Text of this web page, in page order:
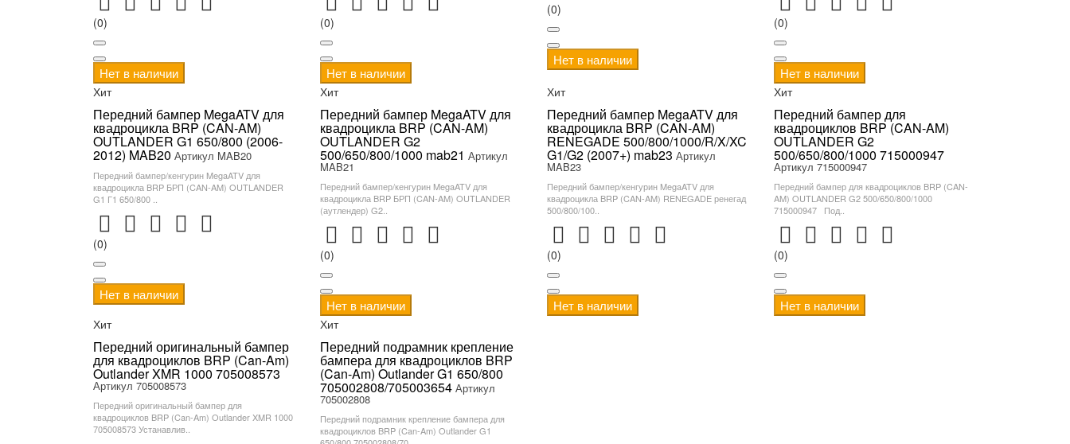
(0)
Нет в наличии
(0)
Нет в наличии
(0)
Нет в наличии
(0)
Нет в наличии
Хит
Передний бампер MegaATV для
квадроцикла BRP (CAN-AM)
OUTLANDER G1 650/800 (2006-
2012) MAB20 Артикул MAB20
Передний бампер/кенгурин MegaATV для
квадроцикла BRP БРП (CAN-AM) OUTLANDER
G1 Г1 650/800 ..
(0)
Нет в наличии
Хит
Передний бампер MegaATV для
квадроцикла BRP (CAN-AM)
OUTLANDER G2
500/650/800/1000 mab21 Артикул
MAB21
Передний бампер/кенгурин MegaATV для
квадроцикла BRP БРП (CAN-AM) OUTLANDER
(аутлендер) G2..
(0)
Нет в наличии
Хит
Передний бампер MegaATV для
квадроцикла BRP (CAN-AM)
RENEGADE 500/800/1000/R/X/XC
G1/G2 (2007+) mab23 Артикул
MAB23
Передний бампер/кенгурин MegaATV для
квадроцикла BRP (CAN-AM) RENEGADE ренегад
500/800/100..
(0)
Нет в наличии
Хит
Передний бампер для
квадроциклов BRP (CAN-AM)
OUTLANDER G2
500/650/800/1000 715000947
Артикул 715000947
Передний бампер для квадроциклов BRP (CAN-
AM) OUTLANDER G2 500/650/800/1000
715000947 Под..
(0)
Нет в наличии
Хит
Передний оригинальный бампер
для квадроциклов BRP (Can-Am)
Outlander XMR 1000 705008573
Артикул 705008573
Передний оригинальный бампер для
квадроциклов BRP (Can-Am) Outlander XMR 1000
705008573 Устанавлив..
Хит
Передний подрамник крепление
бампера для квадроциклов BRP
(Can-Am) Outlander G1 650/800
705002808/705003654 Артикул
705002808
Передний подрамник крепление бампера для
квадроциклов BRP (Can-Am) Outlander G1